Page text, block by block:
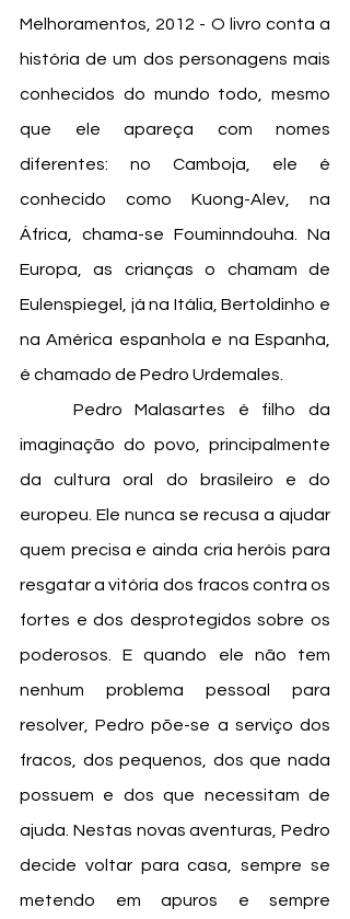
Melhoramentos, 2012 - O livro conta a
história de um dos personagens mais
conhecidos do mundo todo, mesmo
que ele apareça com nomes
diferentes: no Camboja, ele é
conhecido como Kuong-Alev, na
África, chama-se Fouminndouha. Na
Europa, as crianças o chamam de
Eulenspiegel, já na Itália, Bertoldinho e
na América espanhola e na Espanha,
é chamado de Pedro Urdemales.
imaginação do povo, principalmente
da cultura oral do brasileiro e do
europeu. Ele nunca se recusa a ajudar
quem precisa e ainda cria heróis para
resgatar a vitória dos fracos contra os
fortes e dos desprotegidos sobre os
poderosos. E quando ele não tem
nenhum problema pessoal para
resolver, Pedro põe-se a serviço dos
fracos, dos pequenos, dos que nada
possuem e dos que necessitam de
ajuda. Nestas novas aventuras, Pedro
decide voltar para casa, sempre se
metendo em apuros e sempre